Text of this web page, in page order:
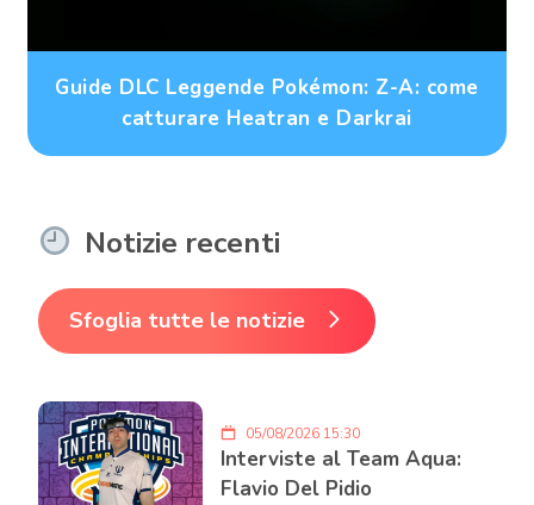
Guide DLC Leggende Pokémon: Z-A: come
catturare Heatran e Darkrai
Notizie recenti
Sfoglia tutte le notizie
05/08/2026 15:30
Interviste al Team Aqua:
Flavio Del Pidio